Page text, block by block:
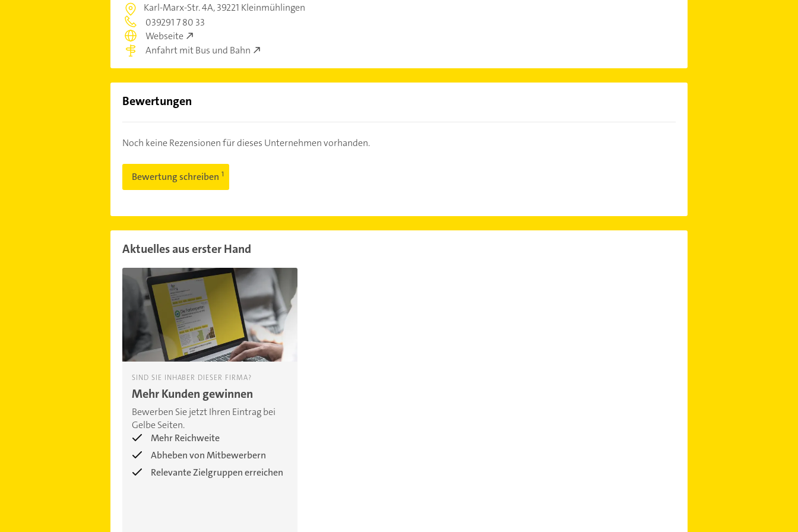
Karl-Marx-Str. 4A,39221 Kleinmühlingen
039291 7 80 33
Webseite
Anfahrt mit Bus und Bahn
Bewertungen
Noch keine Rezensionen für dieses Unternehmen vorhanden.
Bewertung schreiben
Aktuelles aus erster Hand
SIND SIE INHABER DIESER FIRMA?
Mehr Kunden gewinnen
Bewerben Sie jetzt Ihren Eintrag bei
Gelbe Seiten.
Mehr Reichweite
Abheben von Mitbewerbern
Relevante Zielgruppen erreichen